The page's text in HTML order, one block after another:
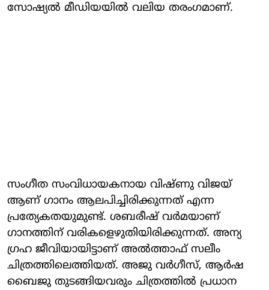
സോഷ്യൽ മീഡിയയിൽ വലിയ തരംഗമാണ്.
സംഗീത സംവിധായകനായ വിഷ്ണു വിജയ്
ആണ് ​ഗാനം ആലപിച്ചിരിക്കുന്നത് എന്ന
പ്രത്യേകതയുമുണ്ട്. ശബരീഷ് വർമയാണ് ​
ഗാനത്തിന് വരികളെഴുതിയിരിക്കുന്നത്. അന്യ​
ഗ്രഹ ജീവിയായിട്ടാണ് അൽത്താഫ് സലീം
ചിത്രത്തിലെത്തിയത്. അജു വർഗീസ്, ആർഷ
ബൈജു തുടങ്ങിയവരും ചിത്രത്തിൽ പ്രധാന